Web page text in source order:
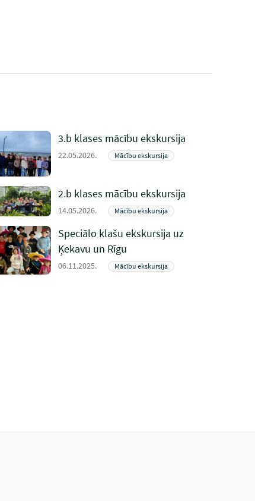
3.b klases mācību ekskursija
22.05.2026. Mācību ekskursija
2.b klases mācību ekskursija
14.05.2026. Mācību ekskursija
Speciālo klašu ekskursija uz
Ķekavu un Rīgu
06.11.2025. Mācību ekskursija